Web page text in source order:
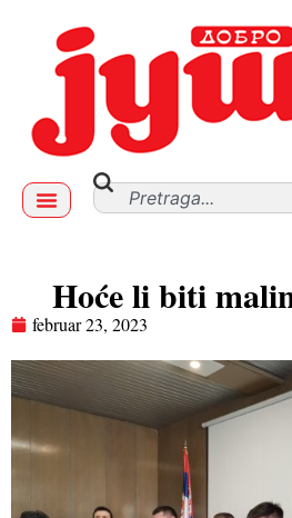
Hoće li biti
februar 23, 2023